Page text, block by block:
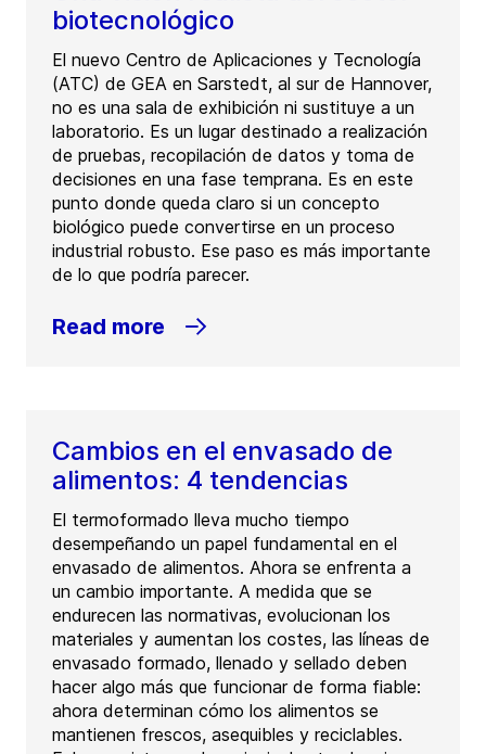
biotecnológico
El nuevo Centro de Aplicaciones y Tecnología
(ATC) de GEA en Sarstedt, al sur de Hannover,
no es una sala de exhibición ni sustituye a un
laboratorio. Es un lugar destinado a realización
de pruebas, recopilación de datos y toma de
decisiones en una fase temprana. Es en este
punto donde queda claro si un concepto
biológico puede convertirse en un proceso
industrial robusto. Ese paso es más importante
de lo que podría parecer.
Read more
Cambios en el envasado de
alimentos: 4 tendencias
El termoformado lleva mucho tiempo
desempeñando un papel fundamental en el
envasado de alimentos. Ahora se enfrenta a
un cambio importante. A medida que se
endurecen las normativas, evolucionan los
materiales y aumentan los costes, las líneas de
envasado formado, llenado y sellado deben
hacer algo más que funcionar de forma fiable:
ahora determinan cómo los alimentos se
mantienen frescos, asequibles y reciclables.